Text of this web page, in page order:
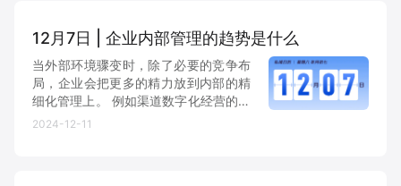
12月7日 | 企业内部管理的趋势是什么
当外部环境骤变时，除了必要的竞争布
局，企业会把更多的精力放到内部的精
细化管理上。 例如渠道数字化经营的大
背景就是把所有投向渠道的营销费用要
2024-12-11